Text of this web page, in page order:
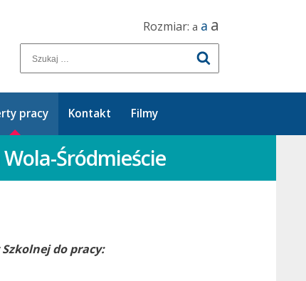
Rozmiar: a a a
pracy Kontakt Filmy
Śródmieście
do pracy: